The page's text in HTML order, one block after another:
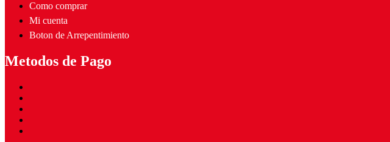
Como comprar
Mi cuenta
Boton de Arrepentimiento
Metodos de Pago